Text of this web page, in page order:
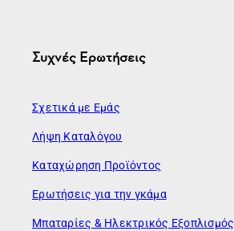
Συχνές Ερωτήσεις
Σχετικά με Εμάς
Λήψη Καταλόγου
Καταχώρηση Προϊόντος
Ερωτήσεις για την γκάμα
Μπαταρίες & Ηλεκτρικός Εξοπλισμός